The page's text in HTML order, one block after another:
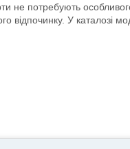
потребують
У каталозі